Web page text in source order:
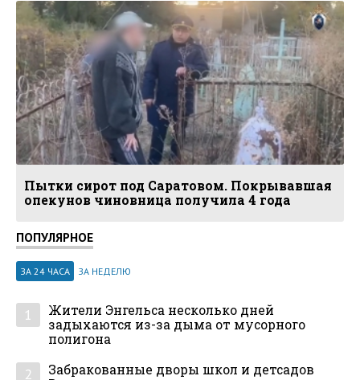
Пытки сирот под Саратовом. Покрывавшая
опекунов чиновница получила 4 года
ПОПУЛЯРНОЕ
ЗА 24 ЧАСА ЗА НЕДЕЛЮ
1
Жители Энгельса несколько дней
задыхаются из-за дыма от мусорного
полигона
2
Забракованные дворы школ и детсадов